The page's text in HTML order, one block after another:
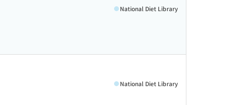
National Diet Library
National Diet Library